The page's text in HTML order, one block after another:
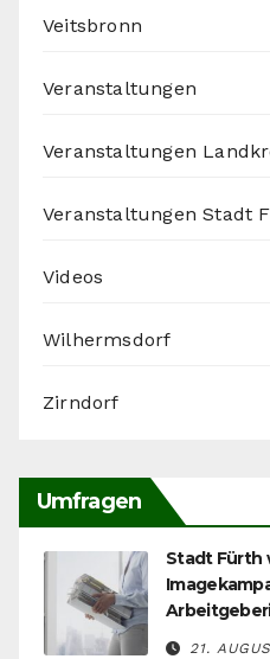
Veitsbronn
Veranstaltungen
Veranstaltungen
Veranstaltungen Stadt
Videos
Wilhermsdorf
Zirndorf
Umfragen
Stadt Fürth
21.